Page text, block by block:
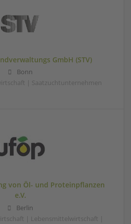
GmbH (STV)
Bonn
| Saatzuchtunternehmen
von Öl- und Proteinpflanzen
e.V.
Berlin
| Lebensmittelwirtschaft |